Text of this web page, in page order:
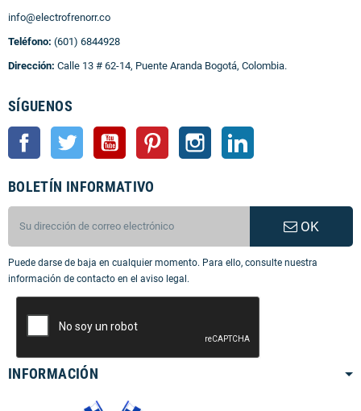
info@electrofrenorr.co
Teléfono: (601) 6844928
Dirección: Calle 13 # 62-14, Puente Aranda Bogotá, Colombia.
SÍGUENOS
Facebook Twitter YouTube Pinterest Instagram
BOLETÍN INFORMATIVO
OK
Puede darse de baja en cualquier momento. Para ello, consulte nuestra
información de contacto en el aviso legal.
INFORMACIÓN